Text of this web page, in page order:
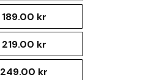
189.00 kr
219.00 kr
249.00 kr